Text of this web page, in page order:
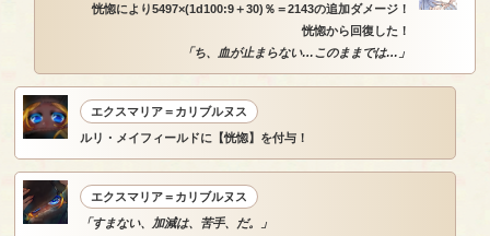
恍惚により5497×(1d100:9＋30)％＝2143の追加ダメージ！
恍惚から回復した！
「ち、血が止まらない…このままでは…」
エクスマリア＝カリブルヌス
ルリ・メイフィールドに【恍惚】を付与！
エクスマリア＝カリブルヌス
「すまない、加減は、苦手、だ。」